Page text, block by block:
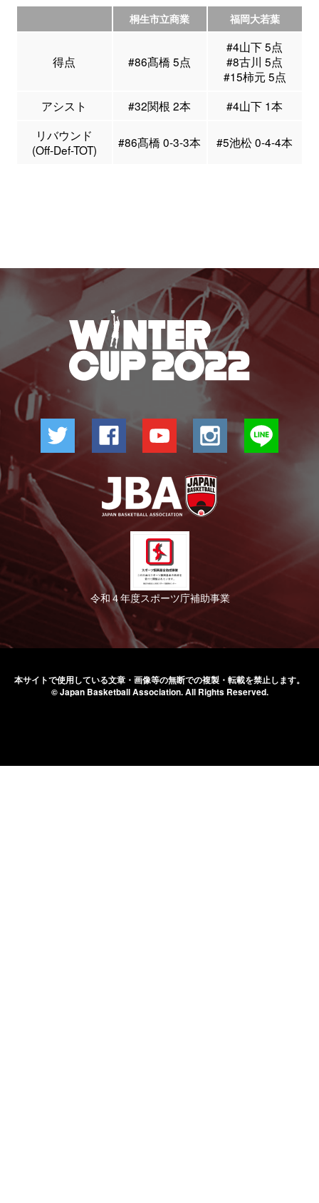
桐生市立商業 福岡大若葉
得点 #86髙橋 5点
#4山下 5点
#8古川 5点
#15柿元 5点
アシスト
#32関根 2本
#4山下 1本
リバウンド
(Off-Def-TOT)
#86髙橋 0-3-3本 #5池松 0-4-4本
令和４年度スポーツ庁補助事業
本サイトで使用している文章・画像等の無断での複製・転載を禁止します。
© Japan Basketball Association.All Rights Reserved.